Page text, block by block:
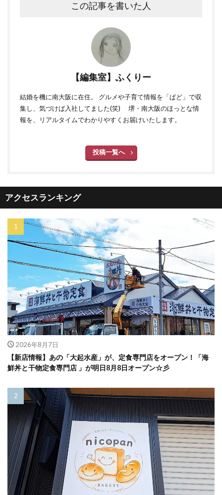
この記事を書いた人
【編集室】ふくりー
結婚を機に南大阪に在住。 グルメや子育て情報を「ぱど」で収
集し、気づけば入社してました(笑) 堺・南大阪のほっとな情
報を、リアルタイムでわかりやすくお届けいたします。
投稿一覧へ
アクセスランキング
2026年8月7日
【新店情報】あの「大起水産」が、定食専門店をオープン！「海
鮮丼と干物定食専門店 」が明日8月8日オープン☆彡